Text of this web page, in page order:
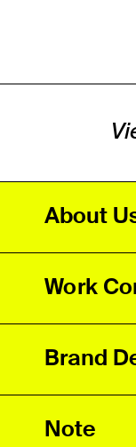
About
Work
Brand
Note